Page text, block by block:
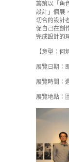
籌策以「角
設計」個展
切合的設計
促自己在創
完成設計的
【意型：何
展覽日期：
展覽時間：
展覽地點：